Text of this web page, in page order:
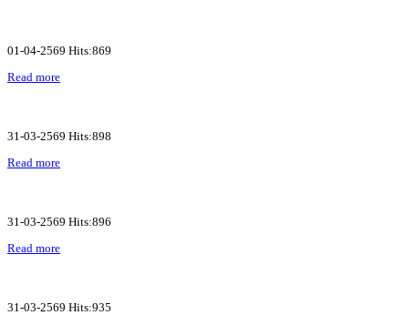
01-04-2569 Hits:869
Read more
31-03-2569 Hits:898
Read more
31-03-2569 Hits:896
Read more
31-03-2569 Hits:935